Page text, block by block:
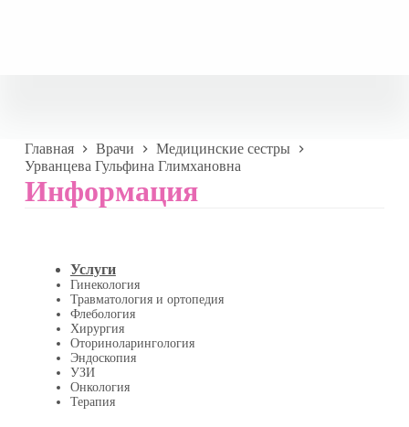
Главная Врачи
Медицинские сестры
Урванцева Гульфина Глимхановна
Информация
Услуги
Гинекология
Травматология и ортопедия
Флебология
Хирургия
Оториноларингология
Эндоскопия
УЗИ
Онкология
Терапия